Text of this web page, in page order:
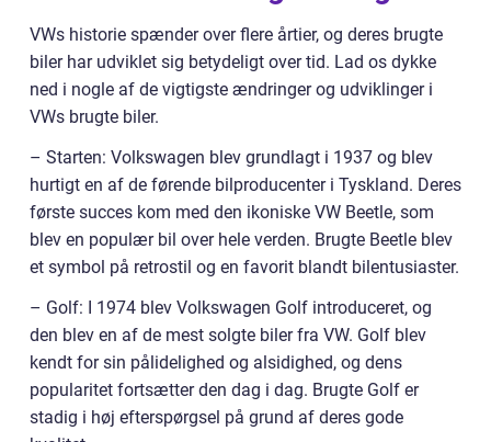
VWs historie spænder over flere årtier, og deres brugte
biler har udviklet sig betydeligt over tid. Lad os dykke
ned i nogle af de vigtigste ændringer og udviklinger i
VWs brugte biler.
– Starten: Volkswagen blev grundlagt i 1937 og blev
hurtigt en af de førende bilproducenter i Tyskland. Deres
første succes kom med den ikoniske VW Beetle, som
blev en populær bil over hele verden. Brugte Beetle blev
et symbol på retrostil og en favorit blandt bilentusiaster.
– Golf: I 1974 blev Volkswagen Golf introduceret, og
den blev en af de mest solgte biler fra VW. Golf blev
kendt for sin pålidelighed og alsidighed, og dens
popularitet fortsætter den dag i dag. Brugte Golf er
stadig i høj efterspørgsel på grund af deres gode